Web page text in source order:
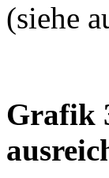
(siehe
Grafik